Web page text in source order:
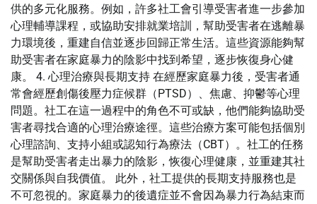
供的多元化服務。例如，許多社工會引導受害者進一步參加
心理輔導課程，或協助安排就業培訓，幫助受害者在逃離暴
力環境後，重建自信並逐步回歸正常生活。這些資源能夠幫
助受害者在家庭暴力的陰影中找到希望，逐步恢復身心健
康。 4. 心理治療與長期支持 在經歷家庭暴力後，受害者通
常會經歷創傷後壓力症候群（PTSD）、焦慮、抑鬱等心理
問題。社工在這一過程中的角色不可或缺，他們能夠協助受
害者尋找合適的心理治療途徑。這些治療方案可能包括個別
心理諮詢、支持小組或認知行為療法（CBT）。社工的任務
是幫助受害者走出暴力的陰影，恢復心理健康，並重建其社
交關係與自我價值。 此外，社工提供的長期支持服務也是
不可忽視的。家庭暴力的後遺症並不會因為暴力行為結束而